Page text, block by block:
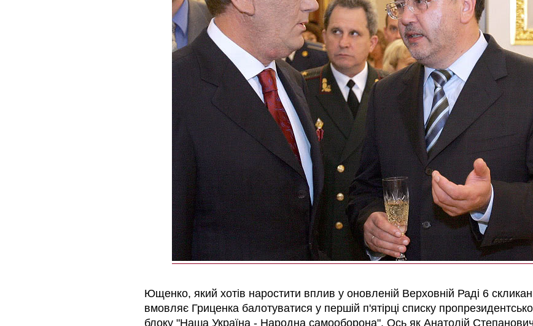
Ющенко, який хотів наростити вплив у оновленій Верховній Раді 6
вмовляє Гриценка балотуватися у першій п'ятірці списку
блоку "Наша Україна - Народна самооборона". Ось як Анатолій